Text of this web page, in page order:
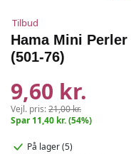
Tilbud
Hama Mini
(501-76)
9,60 kr.
Vejl. pris:21,00 kr.
Spar 11,40 kr. (54%)
På lager (5)